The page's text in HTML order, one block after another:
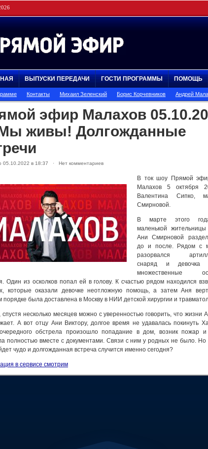
ВЫПУСКИ ПЕРЕДАЧИ ГОСТИ ПРОГРАММЫ ПОМОЩЬ
Контакты Михаил Зеленский Борис Корчевников Андрей
эфир Малахов
живы! Долгожданные
05.10.2022 в 18:37 · Нет комментариев
В ток шоу Прямой
Малахов 5 октября
Валентина Сипко,
Смирновой.
В марте этого
маленькой жительницы
Ани Смирновой
до и после. Рядом с
разорвался
снаряд и девочка
множественные
Один из осколков попал ей в голову. К счастью рядом находился
которые оказали девочке неотложную помощь, а затем Аня
порядке была доставлена в Москву в НИИ детской хирургии и
спустя несколько месяцев можно с уверенностью говорить, что жизни
А вот отцу Ани Виктору, долгое время не удавалась покинуть
обстрела произошло попадание в дом, возник пожар и
полностью вместе с документами. Связи с ним у родных не было. Но
чудо и долгожданная встреча случится именно сегодня?
в сервисе смотрим